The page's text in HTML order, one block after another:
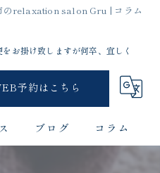
のrelaxation salon Gru | コラム
お掛け致しますが何卒、宜しく
予約はこちら
ブログ コラム